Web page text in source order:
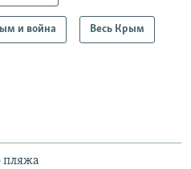
и война Весь Крым
пляжа